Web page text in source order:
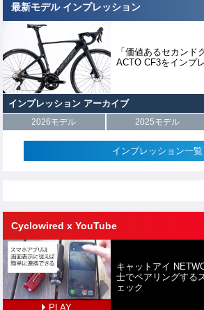
最新モデル インプレッション
「価値あるセカンド
ACTO CF3をインプ
インプレッション アーカイブ
2026モデル 2025モデル
インプレッション一覧
Cyclowired x YouTube
PLAY
キャットアイ
士でペアリングする
ェック